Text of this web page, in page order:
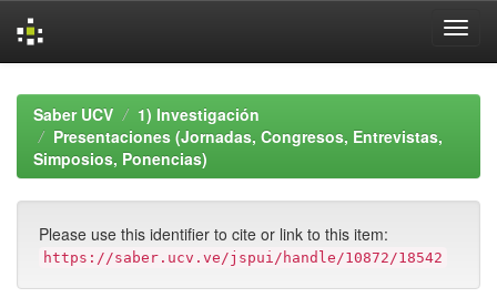
navigationSaber UCV
1) Investigación
Presentaciones (Jornadas, Congresos, Entrevistas,
Simposios, Ponencias)
Please use this identifier to cite or link to this item:
https://saber.ucv.ve/jspui/handle/10872/18542